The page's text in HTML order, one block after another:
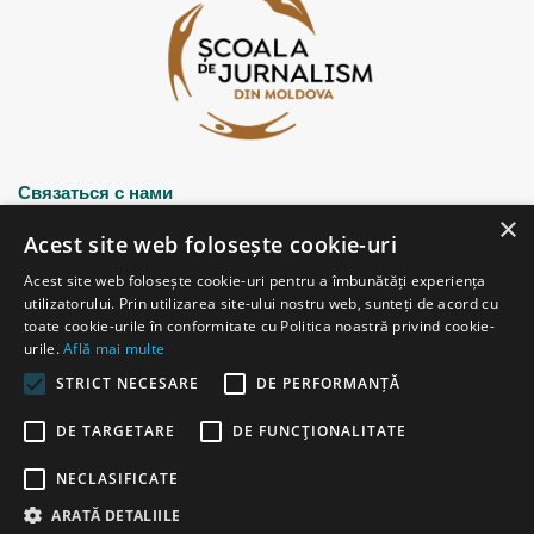
Связаться с нами
Strada Șciusev, 53
2012 Chișinău, Republica Moldova
tel: (+373 22) 213652, 227539
fax: (+373 22) 226681
Email: redactia@ijc.md
×
Acest site web folosește cookie-uri
Acest site web folosește cookie-uri pentru a îmbunătăți experiența
utilizatorului. Prin utilizarea site-ului nostru web, sunteți de acord cu
toate cookie-urile în conformitate cu Politica noastră privind cookie-
urile.Află mai multe
STRICT NECESARE
DE PERFORMANȚĂ
DE TARGETARE DE FUNCŢIONALITATE
NECLASIFICATE
ARATĂ DETALIILE